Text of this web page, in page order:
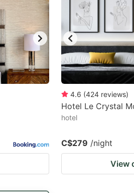
4.6 (424 reviews)
Hotel Le Crystal
hotel
C$279 /night
View